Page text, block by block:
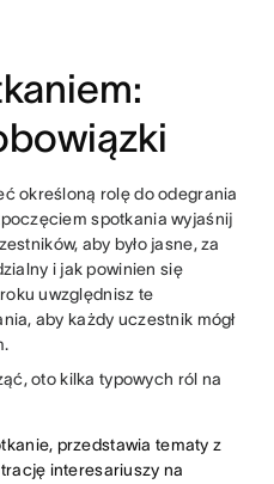
określoną rolę do odegrania
spotkania wyjaśnij
aby było jasne, za
i jak powinien się
uwzględnisz te
aby każdy uczestnik mógł
oto kilka typowych ról na
przedstawia tematy z
interesariuszy na